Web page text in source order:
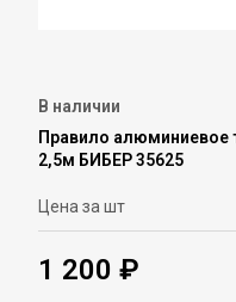
В наличии
Правило алюминиевое
2,5м БИБЕР 35625
Цена за шт
1 200 ₽